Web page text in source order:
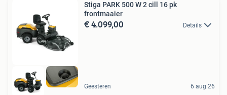
Stiga PARK 500 W 2 cill 16 pk
frontmaaier
€ 4.099,00 Details
Geesteren 6 aug 26